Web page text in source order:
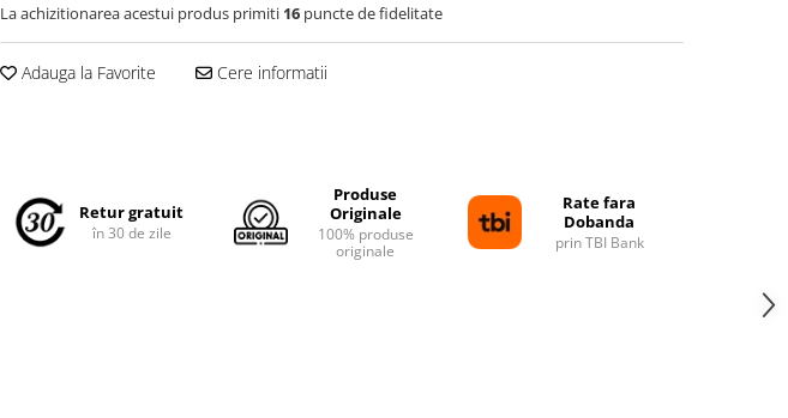
La achizitionarea acestui produs primiti 16 puncte de fidelitate
Adauga la Favorite Cere informatii
Retur gratuit
în 30 de zile
Produse
Originale
100% produse
originale
Rate fara
Dobanda
prin TBI Bank